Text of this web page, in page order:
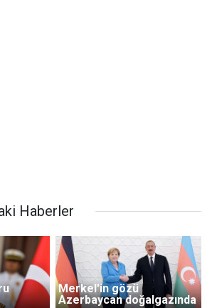
Haberler
Merkel'in gözü
Azerbaycan doğalgazında